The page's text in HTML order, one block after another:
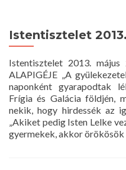
Istentisztelet
Istentisztelet 2013.
ALAPIGÉJE „A
naponként gyarapodtak
Frígia és Galácia földjén,
nekik, hogy hirdessék az
„Akiket pedig Isten Lelke
gyermekek, akkor örökösök